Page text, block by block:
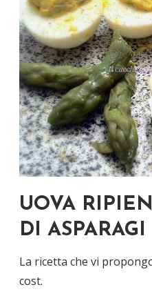
UOVA
DI ASPARAGI
La ricetta che vi
cost.